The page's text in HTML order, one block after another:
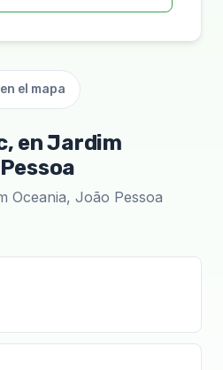
el mapa
en Jardim
Oceania, João Pessoa